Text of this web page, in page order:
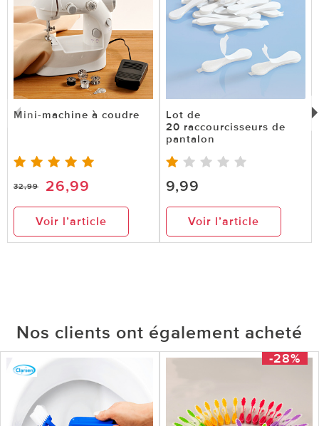
Mini-machine à coudre
32,99 26,99
Voir l’article
Lot de
20 raccourcisseurs de
pantalon
9,99
Voir l’article
Nos clients ont également acheté
-28%